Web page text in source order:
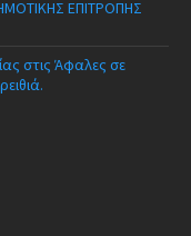
ΕΠΙΤΡΟΠΗΣ
στις Άφαλες σε